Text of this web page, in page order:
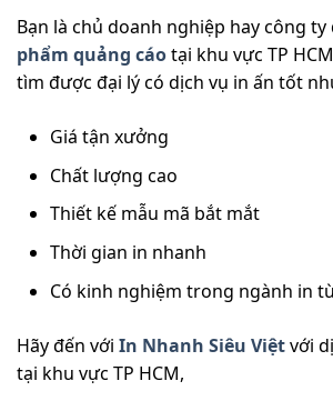
Bạn là chủ doanh nghiệp hay công ty
phẩm quảng cáotại khu vực TP
tìm được đại lý có dịch vụ in ấn tốt
Giá tận xưởng
Chất lượng cao
Thiết kế mẫu mã bắt mắt
Thời gian in nhanh
Có kinh nghiệm trong ngành in
Hãy đến với In Nhanh Siêu Việtvới
tại khu vực TP HCM,